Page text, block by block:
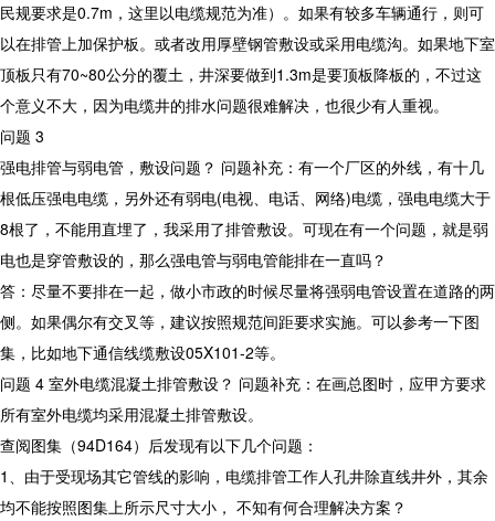
民规要求是0.7m，这里以电缆规范为准）。如果有较多车辆通行，则可
以在排管上加保护板。或者改用厚壁钢管敷设或采用电缆沟。如果地下室
顶板只有70~80公分的覆土，井深要做到1.3m是要顶板降板的，不过这
个意义不大，因为电缆井的排水问题很难解决，也很少有人重视。
问题 3
强电排管与弱电管，敷设问题？ 问题补充：有一个厂区的外线，有十几
根低压强电电缆，另外还有弱电(电视、电话、网络)电缆，强电电缆大于
8根了，不能用直埋了，我采用了排管敷设。可现在有一个问题，就是弱
电也是穿管敷设的，那么强电管与弱电管能排在一直吗？
答：尽量不要排在一起，做小市政的时候尽量将强弱电管设置在道路的两
侧。如果偶尔有交叉等，建议按照规范间距要求实施。可以参考一下图
集，比如地下通信线缆敷设05X101-2等。
问题 4 室外电缆混凝土排管敷设？ 问题补充：在画总图时，应甲方要求
所有室外电缆均采用混凝土排管敷设。
查阅图集（94D164）后发现有以下几个问题：
1、由于受现场其它管线的影响，电缆排管工作人孔井除直线井外，其余
均不能按照图集上所示尺寸大小， 不知有何合理解决方案？